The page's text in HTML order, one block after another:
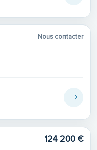
Nous contacter
124 200 €